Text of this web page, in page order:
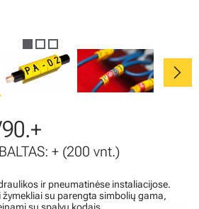
chevron_right
+ (200 vnt.)
ir pneumatinėse instaliacijose.
su parengta simbolių gama,